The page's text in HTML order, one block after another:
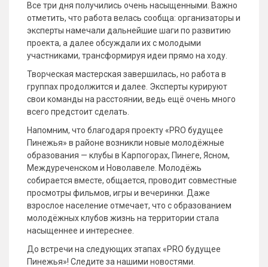
Все три дня получились очень насыщенными. Важно
отметить, что работа велась сообща: организаторы и
эксперты намечали дальнейшие шаги по развитию
проекта, а далее обсуждали их с молодыми
участниками, трансформируя идеи прямо на ходу.
Творческая мастерская завершилась, но работа в
группах продолжится и далее. Эксперты курируют
свои команды на расстоянии, ведь ещё очень много
всего предстоит сделать.
Напомним, что благодаря проекту «PRO будущее
Пинежья» в районе возникли новые молодёжные
образования — клубы в Карпогорах, Пинеге, Ясном,
Междуреченском и Новолавеле. Молодёжь
собирается вместе, общается, проводит совместные
просмотры фильмов, игры и вечеринки. Даже
взрослое население отмечает, что с образованием
молодёжных клубов жизнь на территории стала
насыщеннее и интереснее.
До встречи на следующих этапах «PRO будущее
Пинежья»! Следите за нашими новостями.